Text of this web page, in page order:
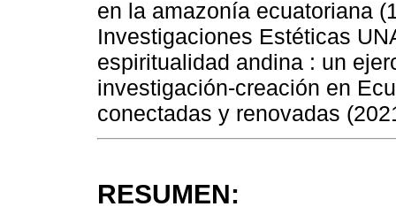
en la amazonía ecuatoriana
Investigaciones Estéticas
espiritualidad andina : un
investigación-creación en
conectadas y renovadas
RESUMEN: